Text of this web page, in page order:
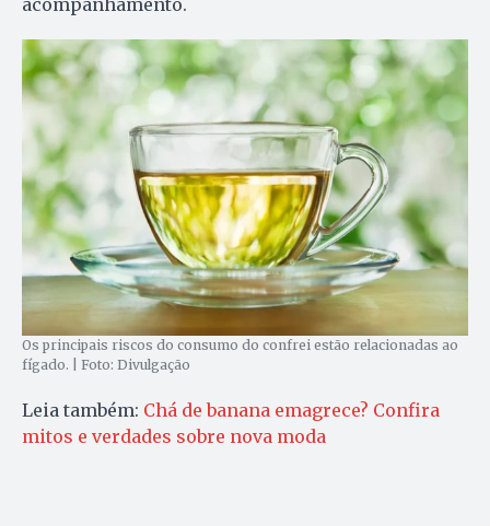
Os principais riscos do consumo do confrei estão relacionadas ao
fígado. | Foto: Divulgação
Leia também: Chá de banana emagrece? Confira
mitos e verdades sobre nova moda